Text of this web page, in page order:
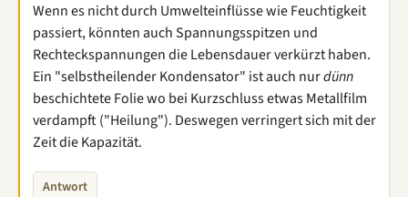
Wenn es nicht durch Umwelteinflüsse wie Feuchtigkeit
passiert, könnten auch Spannungsspitzen und
Rechteckspannungen die Lebensdauer verkürzt haben.
Ein "selbstheilender Kondensator" ist auch nurdünn
beschichtete Folie wo bei Kurzschluss etwas Metallfilm
verdampft ("Heilung"). Deswegen verringert sich mit der
Zeit die Kapazität.
Antwort